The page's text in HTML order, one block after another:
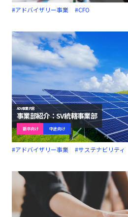
#アドバイザリー事業 #CFO
ADV事業内容
事業部紹介：SV統轄事業部
新卒向け 中途向け
#アドバイザリー事業 #サステナビリティ